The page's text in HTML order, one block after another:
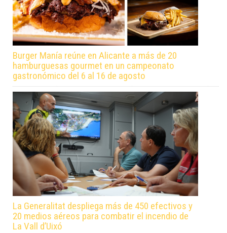
Burger Manía reúne en Alicante a más de 20
hamburguesas gourmet en un campeonato
gastronómico del 6 al 16 de agosto
La Generalitat despliega más de 450 efectivos y
20 medios aéreos para combatir el incendio de
La Vall d’Uixó